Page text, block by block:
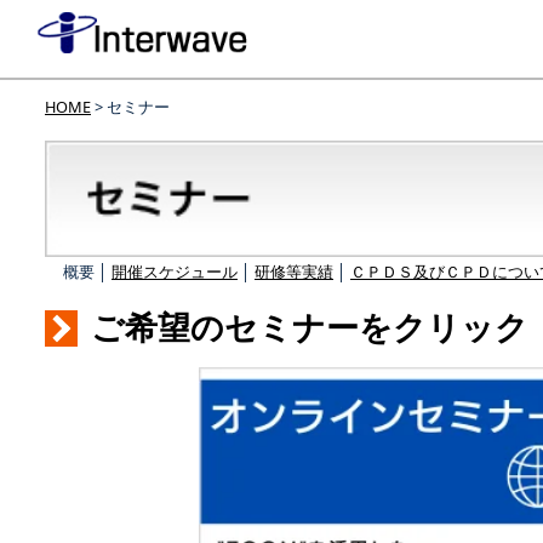
HOME> セミナー
概要 │ 開催スケジュール 研修等実績 ＣＰＤＳ及びＣＰＤにつ
ご希望のセミナーをクリック